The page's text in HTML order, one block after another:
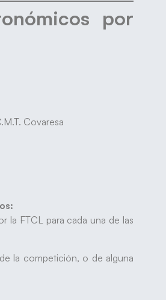
por
Covaresa
la FTCL para cada una de las
la competición, o de alguna